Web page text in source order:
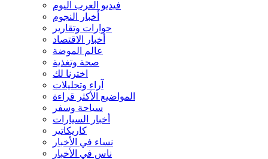
فيديو العرب اليوم
أخبار النجوم
حوارات وتقارير
أخبار الاقتصاد
عالم الموضة
صحة وتغذية
اخترنا لك
آراء وتحليلات
المواضيع الأكثر قراءة
سياحة وسفر
أخبار السيارات
كاريكاتير
نساء في الأخبار
ناس في الأخبار